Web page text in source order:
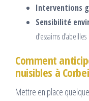
Interventions
Sensibilité
d’essaims d’abeilles
Comment
nuisibles à
Mettre en place